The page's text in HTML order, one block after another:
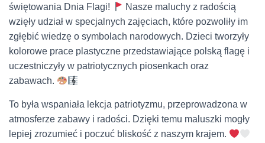
świętowania Dnia Flagi!
Nasze maluchy z radością
wzięły udział w specjalnych zajęciach, które pozwoliły im
zgłębić wiedzę o symbolach narodowych. Dzieci tworzyły
kolorowe prace plastyczne przedstawiające polską flagę i
uczestniczyły w patriotycznych piosenkach oraz
zabawach.
To była wspaniała lekcja patriotyzmu, przeprowadzona w
atmosferze zabawy i radości. Dzięki temu maluszki mogły
lepiej zrozumieć i poczuć bliskość z naszym krajem.